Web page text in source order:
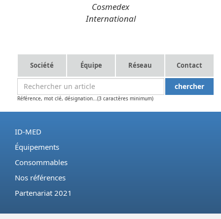
Cosmedex
International
Société Équipe Réseau Contact
Référence, mot clé, désignation...(3 caractères minimum)
ID-MED
Équipements
Consommables
Nos références
Partenariat 2021